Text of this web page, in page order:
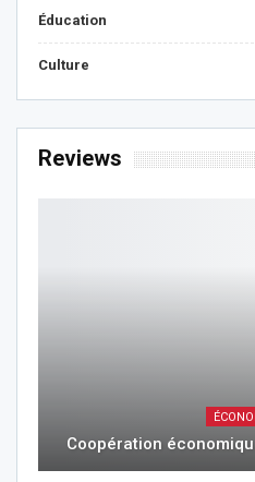
Éducation
Culture
Reviews
Coopération